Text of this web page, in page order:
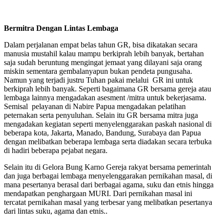
Bermitra Dengan Lintas Lembaga
Dalam perjalanan empat belas tahun GR, bisa dikatakan secara
manusia mustahil kalau mampu berkiprah lebih banyak, bertahan
saja sudah beruntung mengingat jemaat yang dilayani saja orang
miskin sementara gembalanyapun bukan pendeta pungusaha.
Namun yang terjadi justru Tuhan pakai melalui GR ini untuk
berkiprah lebih banyak. Seperti bagaimana GR bersama gereja atau
lembaga lainnya mengadakan asesment /mitra untuk bekerjasama.
Semisal pelayanan di Nabire Papua mengadakan pelatihan
peternakan serta penyuluhan. Selain itu GR bersama mitra juga
mengadakan kegiatan seperti menyelenggarakan paskah nasional di
beberapa kota, Jakarta, Manado, Bandung, Surabaya dan Papua
dengan melibatkan beberapa lembaga serta diadakan secara terbuka
di hadiri beberapa pejabat negara.
Selain itu di Gelora Bung Karno Gereja rakyat bersama pemerintah
dan juga berbagai lembaga menyelenggarakan pernikahan masal, di
mana pesertanya berasal dari berbagai agama, suku dan etnis hingga
mendapatkan penghargaan MURI. Dari pernikahan masal ini
tercatat pernikahan masal yang terbesar yang melibatkan pesertanya
dari lintas suku, agama dan etnis..